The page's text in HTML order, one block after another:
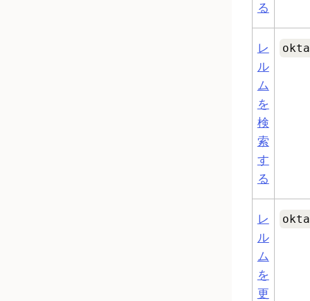
る
レ
ル
ム
を
検
索
す
る
レ
ル
ム
を
更